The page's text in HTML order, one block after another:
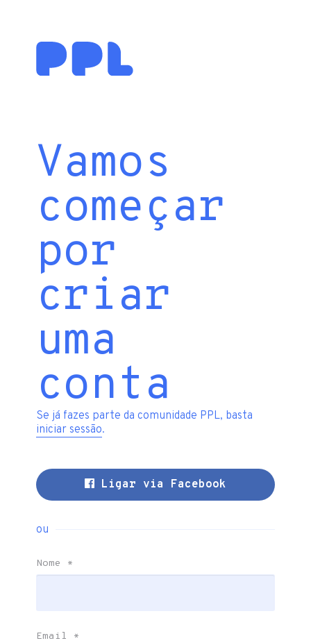
Vamos
começar
por
criar
uma
conta
Se já fazes parte da comunidade PPL, basta
iniciar sessão.
Ligar via Facebook
ou
Nome *
Email *